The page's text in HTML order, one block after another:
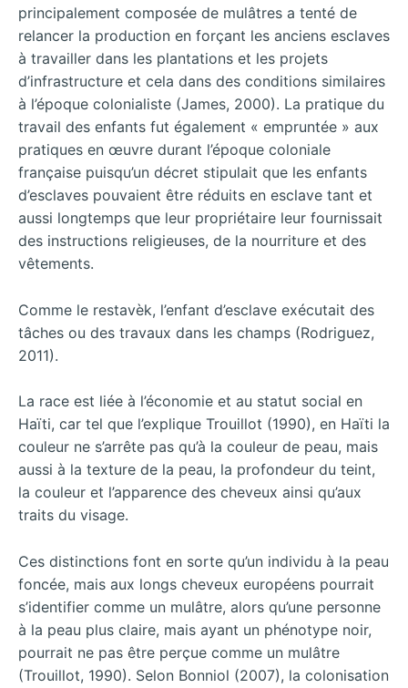
principalement composée de mulâtres a tenté de
relancer la production en forçant les anciens esclaves
à travailler dans les plantations et les projets
d’infrastructure et cela dans des conditions similaires
à l’époque colonialiste (James, 2000). La pratique du
travail des enfants fut également « empruntée » aux
pratiques en œuvre durant l’époque coloniale
française puisqu’un décret stipulait que les enfants
d’esclaves pouvaient être réduits en esclave tant et
aussi longtemps que leur propriétaire leur fournissait
des instructions religieuses, de la nourriture et des
vêtements.
Comme le restavèk, l’enfant d’esclave exécutait des
tâches ou des travaux dans les champs (Rodriguez,
2011).
La race est liée à l’économie et au statut social en
Haïti, car tel que l’explique Trouillot (1990), en Haïti la
couleur ne s’arrête pas qu’à la couleur de peau, mais
aussi à la texture de la peau, la profondeur du teint,
la couleur et l’apparence des cheveux ainsi qu’aux
traits du visage.
Ces distinctions font en sorte qu’un individu à la peau
foncée, mais aux longs cheveux européens pourrait
s’identifier comme un mulâtre, alors qu’une personne
à la peau plus claire, mais ayant un phénotype noir,
pourrait ne pas être perçue comme un mulâtre
(Trouillot, 1990). Selon Bonniol (2007), la colonisation